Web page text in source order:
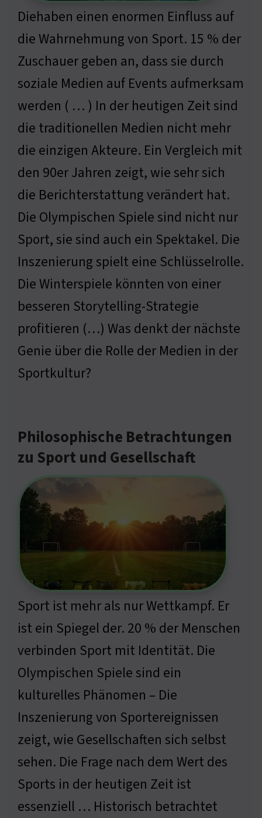
Diehaben einen enormen Einfluss auf
die Wahrnehmung von Sport. 15 % der
Zuschauer geben an, dass sie durch
soziale Medien auf Events aufmerksam
werden ( … ) In der heutigen Zeit sind
die traditionellen Medien nicht mehr
die einzigen Akteure. Ein Vergleich mit
den 90er Jahren zeigt, wie sehr sich
die Berichterstattung verändert hat.
Die Olympischen Spiele sind nicht nur
Sport, sie sind auch ein Spektakel. Die
Inszenierung spielt eine Schlüsselrolle.
Die Winterspiele könnten von einer
besseren Storytelling-Strategie
profitieren (…) Was denkt der nächste
Genie über die Rolle der Medien in der
Sportkultur?
Philosophische Betrachtungen
zu Sport und Gesellschaft
Sport ist mehr als nur Wettkampf. Er
ist ein Spiegel der. 20 % der Menschen
verbinden Sport mit Identität. Die
Olympischen Spiele sind ein
kulturelles Phänomen – Die
Inszenierung von Sportereignissen
zeigt, wie Gesellschaften sich selbst
sehen. Die Frage nach dem Wert des
Sports in der heutigen Zeit ist
essenziell … Historisch betrachtet